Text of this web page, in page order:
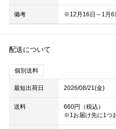
備考 ※12月16日～1月6
配送について
個別送料
最短出荷日 2026/08/21(金)
送料
660円（税込）
※1お届け先に1つ